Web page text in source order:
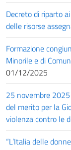
Decreto di riparto
delle risorse
Formazione
Minorile e di
01/12/2025
25 novembre
del merito per la
violenza contro le
“L’Italia delle